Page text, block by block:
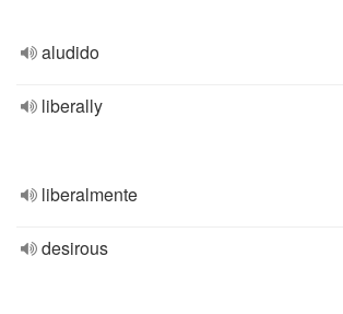
aludido
liberally
liberalmente
desirous